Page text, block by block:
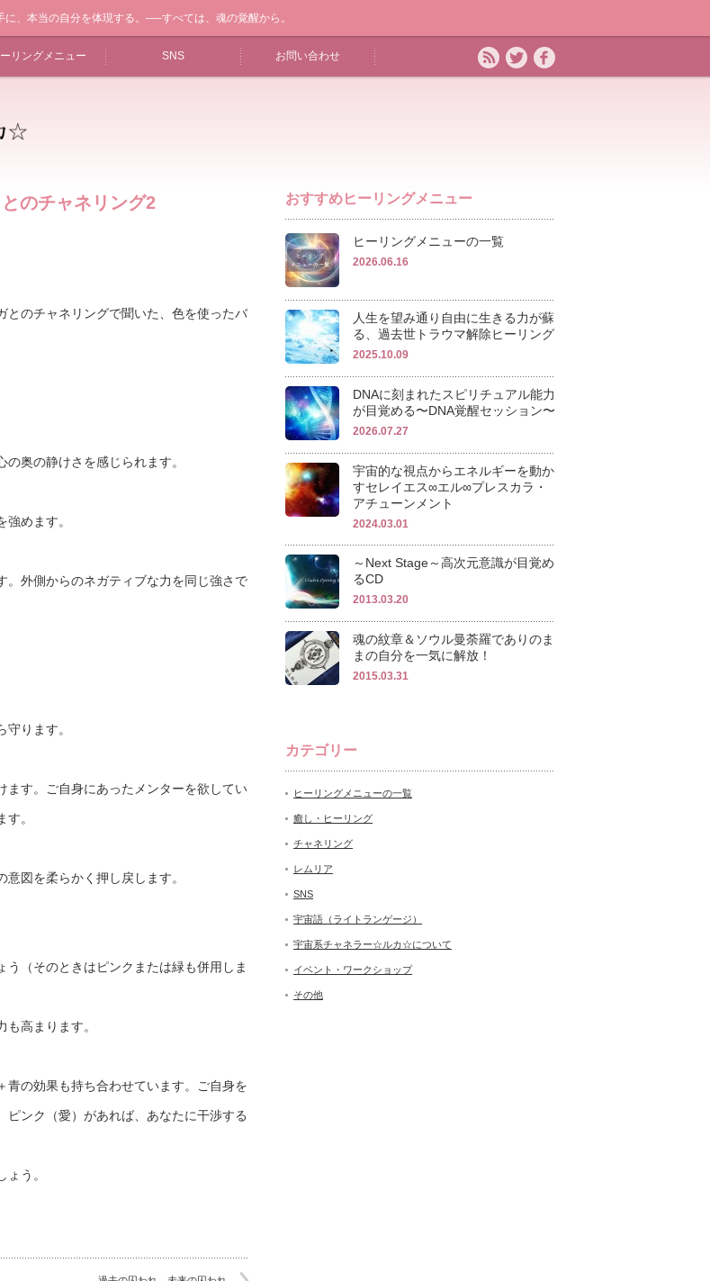
に、本当の自分を体現する。──すべては、魂の覚醒から。
リングメニュー SNS お問い合わせ
のチャネリング2
とのチャネリングで聞いた、色を使ったバ
奥の静けさを感じられます。
めます。
。外側からのネガティブな力を同じ強さで
ります。
ます。ご自身にあったメンターを欲してい
。
図を柔らかく押し戻します。
（そのときはピンクまたは緑も併用しま
高まります。
の効果も持ち合わせています。ご自身を
ンク（愛）があれば、あなたに干渉する
う。
おすすめヒーリングメニュー
ヒーリングメニューの一覧
2026.06.16
人生を望み通り自由に生きる力が蘇
る、過去世トラウマ解除ヒーリング
2025.10.09
DNAに刻まれたスピリチュアル能力
が目覚める〜DNA覚醒セッション〜
2026.07.27
宇宙的な視点からエネルギーを動か
すセレイエス∞エル∞プレスカラ・
アチューンメント
2024.03.01
～Next Stage～高次元意識が目覚め
るCD
2013.03.20
魂の紋章＆ソウル曼荼羅でありのま
まの自分を一気に解放！
2015.03.31
カテゴリー
ヒーリングメニューの一覧
癒し・ヒーリング
チャネリング
レムリア
SNS
宇宙語（ライトランゲージ）
宇宙系チャネラー☆ルカ☆について
イベント・ワークショップ
その他